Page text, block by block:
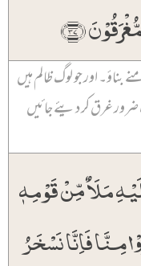
﴿۳۷﴾
اور جو لوگ ظالم ہیں
ضرور غرق کر دیئے جائیں
مَلَاٌ مِّنۡ قَوۡمِہٖ
فَاِنَّا نَسۡخَرُ